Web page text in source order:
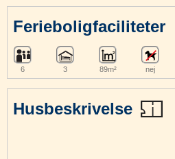
Husbeskrivelse
Ferieboligfaciliteter
6 3 89m² nej